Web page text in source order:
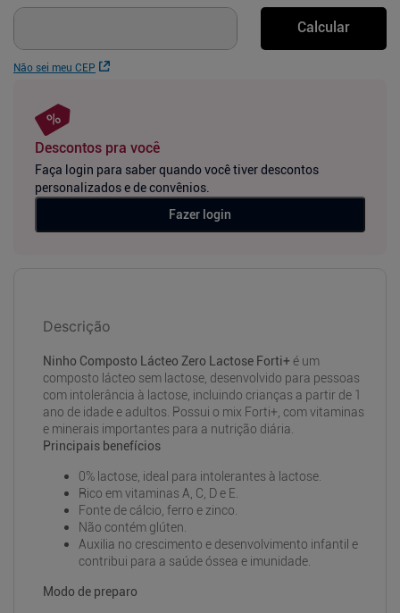
Não sei meu CEP
Calcular
Descontos pra você
Faça login para saber quando você tiver descontos
personalizados e de convênios.
Fazer login
Descrição
Ninho Composto Lácteo Zero Lactose Forti+ é um
composto lácteo sem lactose, desenvolvido para pessoas
com intolerância à lactose, incluindo crianças a partir de 1
ano de idade e adultos. Possui o mix Forti+, com vitaminas
e minerais importantes para a nutrição diária.
Principais benefícios
0% lactose, ideal para intolerantes à lactose.
Rico em vitaminas A, C, D e E.
Fonte de cálcio, ferro e zinco.
Não contém glúten.
Auxilia no crescimento e desenvolvimento infantil e
contribui para a saúde óssea e imunidade.
Modo de preparo